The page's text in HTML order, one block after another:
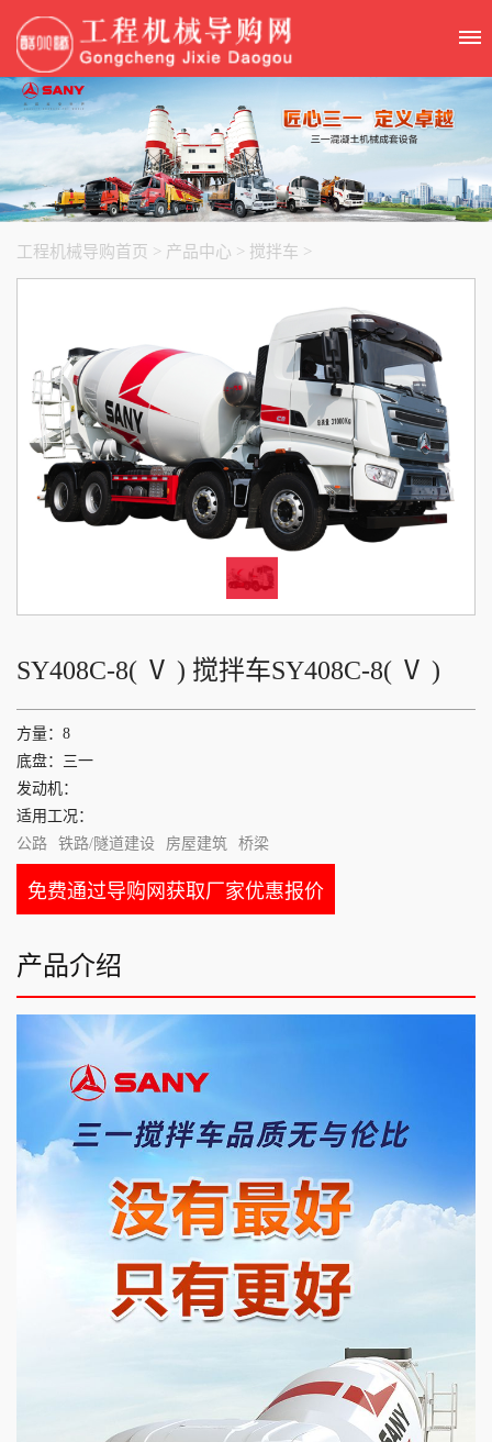
工程机械导购首页 > 产品中心 > 搅拌车 >
SY408C-8( Ⅴ ) 搅拌车SY408C-8( Ⅴ )
方量：8
底盘：三一
发动机：
适用工况：
公路
铁路/隧道建设 房屋建筑 桥梁
免费通过导购网获取厂家优惠报价
产品介绍